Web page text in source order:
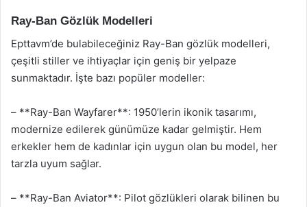
Ray-Ban Gözlük Modelleri
Epttavm’de bulabileceğiniz Ray-Ban gözlük modelleri,
çeşitli stiller ve ihtiyaçlar için geniş bir yelpaze
sunmaktadır. İşte bazı popüler modeller:
– **Ray-Ban Wayfarer**: 1950’lerin ikonik tasarımı,
modernize edilerek günümüze kadar gelmiştir. Hem
erkekler hem de kadınlar için uygun olan bu model, her
tarzla uyum sağlar.
– **Ray-Ban Aviator**: Pilot gözlükleri olarak bilinen bu